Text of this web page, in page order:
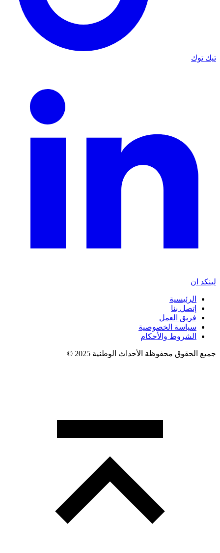
تيك توك
لينكد ان
الرئيسية
إتصل بنا
فريق العمل
سياسة الخصوصية
الشروط والأحكام
جميع الحقوق محفوظة الأحداث الوطنية 2025 ©